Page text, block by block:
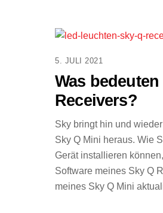
5. JULI 2021
Was
Receivers?
Sky bringt hin und
Sky Q Mini heraus. Wie
Gerät installieren
Software meines Sky Q
meines Sky Q Mini